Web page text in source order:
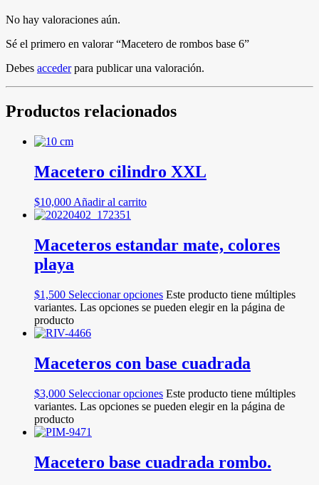
No hay valoraciones aún.
Sé el primero en valorar “Macetero de rombos base 6”
Debes accederpara publicar una valoración.
Productos relacionados
Macetero cilindro XXL
$10,000 Añadir al carrito
Maceteros estandar mate, colores
playa
$1,500 Seleccionar opciones Este producto tiene múltiples
variantes. Las opciones se pueden elegir en la página de
producto
Maceteros con base cuadrada
$3,000 Seleccionar opciones Este producto tiene múltiples
variantes. Las opciones se pueden elegir en la página de
producto
Macetero base cuadrada rombo.